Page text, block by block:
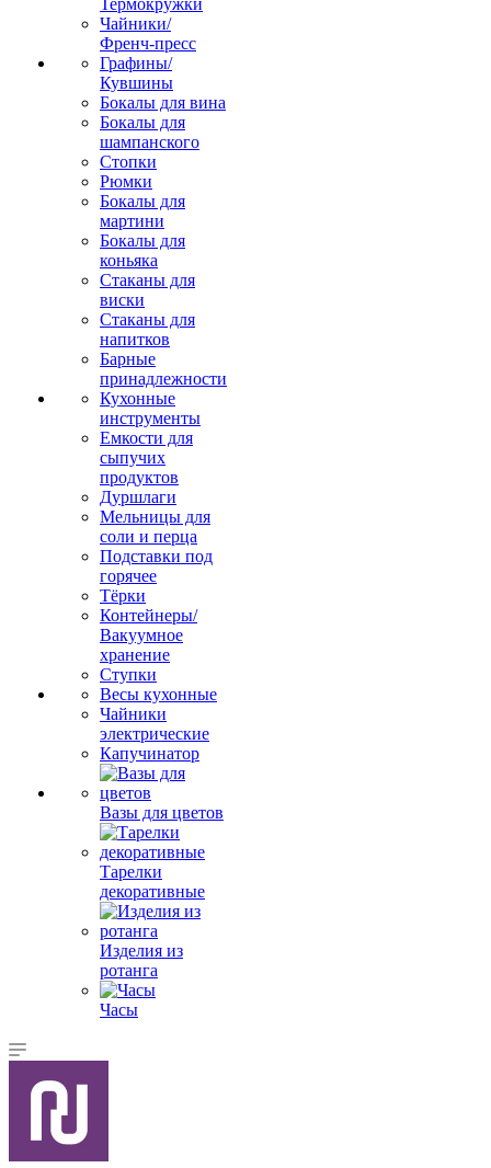
Термокружки
Чайники/
Френч-пресс
Графины/
Кувшины
Бокалы для вина
Бокалы для
шампанского
Стопки
Рюмки
Бокалы для
мартини
Бокалы для
коньяка
Стаканы для
виски
Стаканы для
напитков
Барные
принадлежности
Кухонные
инструменты
Емкости для
сыпучих
продуктов
Дуршлаги
Мельницы для
соли и перца
Подставки под
горячее
Тёрки
Контейнеры/
Вакуумное
хранение
Ступки
Весы кухонные
Чайники
электрические
Капучинатор
Вазы для цветов
Тарелки
декоративные
Изделия из
ротанга
Часы